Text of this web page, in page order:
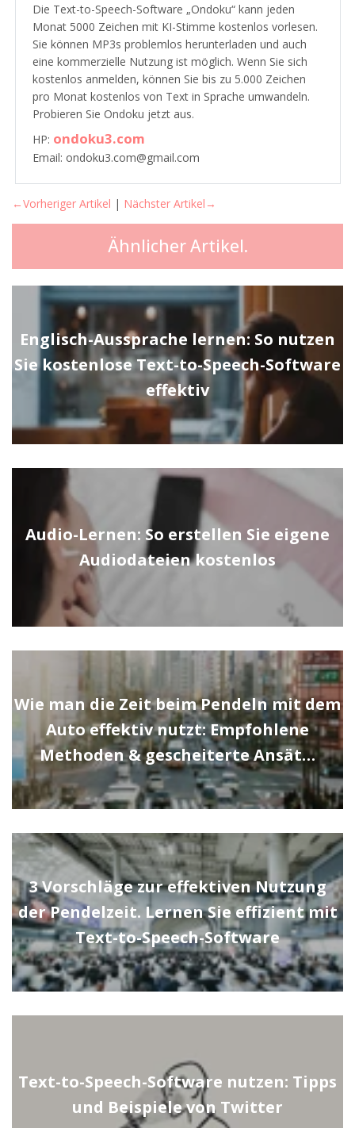
Die Text-to-Speech-Software „Ondoku“ kann jeden
Monat 5000 Zeichen mit KI-Stimme kostenlos vorlesen.
Sie können MP3s problemlos herunterladen und auch
eine kommerzielle Nutzung ist möglich. Wenn Sie sich
kostenlos anmelden, können Sie bis zu 5.000 Zeichen
pro Monat kostenlos von Text in Sprache umwandeln.
Probieren Sie Ondoku jetzt aus.
HP: ondoku3.com
Email: ondoku3.com@gmail.com
←Vorheriger Artikel | Nächster Artikel→
Ähnlicher Artikel.
Englisch-Aussprache lernen: So nutzen
Sie kostenlose Text-to-Speech-Software
effektiv
Audio-Lernen: So erstellen Sie eigene
Audiodateien kostenlos
Wie man die Zeit beim Pendeln mit dem
Auto effektiv nutzt: Empfohlene
Methoden & gescheiterte Ansät…
3 Vorschläge zur effektiven Nutzung
der Pendelzeit. Lernen Sie effizient mit
Text-to-Speech-Software
Text-to-Speech-Software nutzen: Tipps
und Beispiele von Twitter